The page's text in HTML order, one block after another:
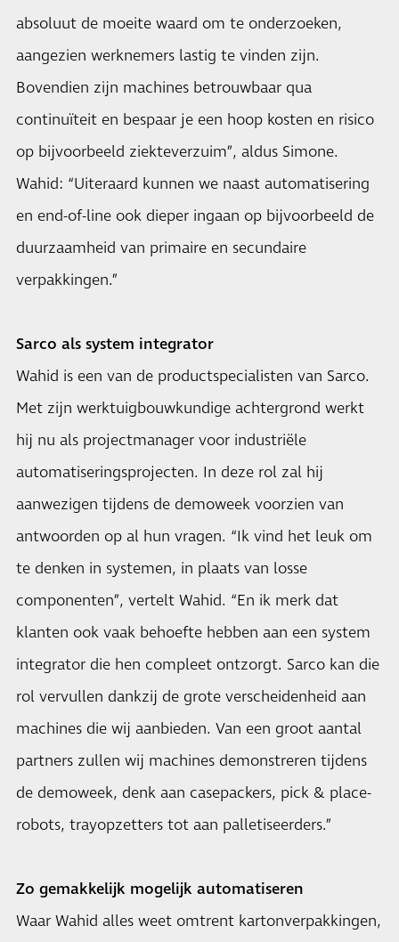
absoluut de moeite waard om te onderzoeken,
aangezien werknemers lastig te vinden zijn.
Bovendien zijn machines betrouwbaar qua
continuïteit en bespaar je een hoop kosten en risico
op bijvoorbeeld ziekteverzuim”, aldus Simone.
Wahid: “Uiteraard kunnen we naast automatisering
en end-of-line ook dieper ingaan op bijvoorbeeld de
duurzaamheid van primaire en secundaire
verpakkingen.”
Sarco als system integrator
Wahid is een van de productspecialisten van Sarco.
Met zijn werktuigbouwkundige achtergrond werkt
hij nu als projectmanager voor industriële
automatiseringsprojecten. In deze rol zal hij
aanwezigen tijdens de demoweek voorzien van
antwoorden op al hun vragen. “Ik vind het leuk om
te denken in systemen, in plaats van losse
componenten”, vertelt Wahid. “En ik merk dat
klanten ook vaak behoefte hebben aan een system
integrator die hen compleet ontzorgt. Sarco kan die
rol vervullen dankzij de grote verscheidenheid aan
machines die wij aanbieden. Van een groot aantal
partners zullen wij machines demonstreren tijdens
de demoweek, denk aan casepackers, pick & place-
robots, trayopzetters tot aan palletiseerders.”
Zo gemakkelijk mogelijk automatiseren
Waar Wahid alles weet omtrent kartonverpakkingen,